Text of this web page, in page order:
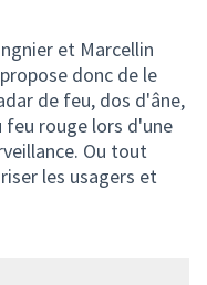
et Marcellin
donc de le
de feu, dos d'âne,
rouge lors d'une
Ou tout
les usagers et